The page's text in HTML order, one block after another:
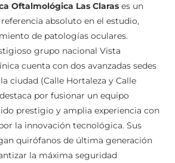
Oftalmológica Las Claras es un
absoluto en el estudio,
de patologías oculares.
grupo nacional Vista
cuenta con dos avanzadas sedes
ciudad (Calle Hortaleza y Calle
por fusionar un equipo
prestigio y amplia experiencia con
la innovación tecnológica. Sus
quirófanos de última generación
la máxima seguridad